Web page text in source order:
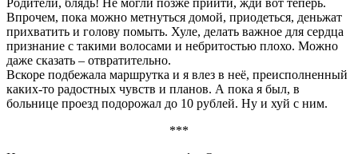
Впрочем, пока можно метнуться домой, приодеться, деньжат
прихватить и голову помыть. Хуле, делать важное для сердца
признание с такими волосами и небритостью плохо. Можно
даже сказать – отвратительно.
Вскоре подбежала маршрутка и я влез в неё, преисполненный
каких-то радостных чувств и планов. А пока я был, в
больнице проезд подорожал до 10 рублей. Ну и хуй с ним.
***